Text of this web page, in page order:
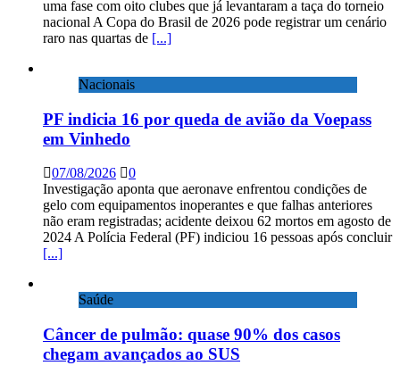
uma fase com oito clubes que já levantaram a taça do torneio
nacional A Copa do Brasil de 2026 pode registrar um cenário
raro nas quartas de [...]
Nacionais
PF indicia 16 por queda de avião da Voepass
em Vinhedo
07/08/2026
0
Investigação aponta que aeronave enfrentou condições de
gelo com equipamentos inoperantes e que falhas anteriores
não eram registradas; acidente deixou 62 mortos em agosto de
2024 A Polícia Federal (PF) indiciou 16 pessoas após concluir
[...]
Saúde
Câncer de pulmão: quase 90% dos casos
chegam avançados ao SUS